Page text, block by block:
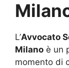
L’Avvocato
Milano è un
momento di